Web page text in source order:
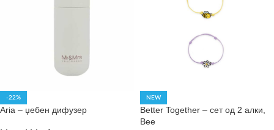
-22%
Aria – џебен дифузер
NEW
Better Together – сет од 2 алки,
Bee